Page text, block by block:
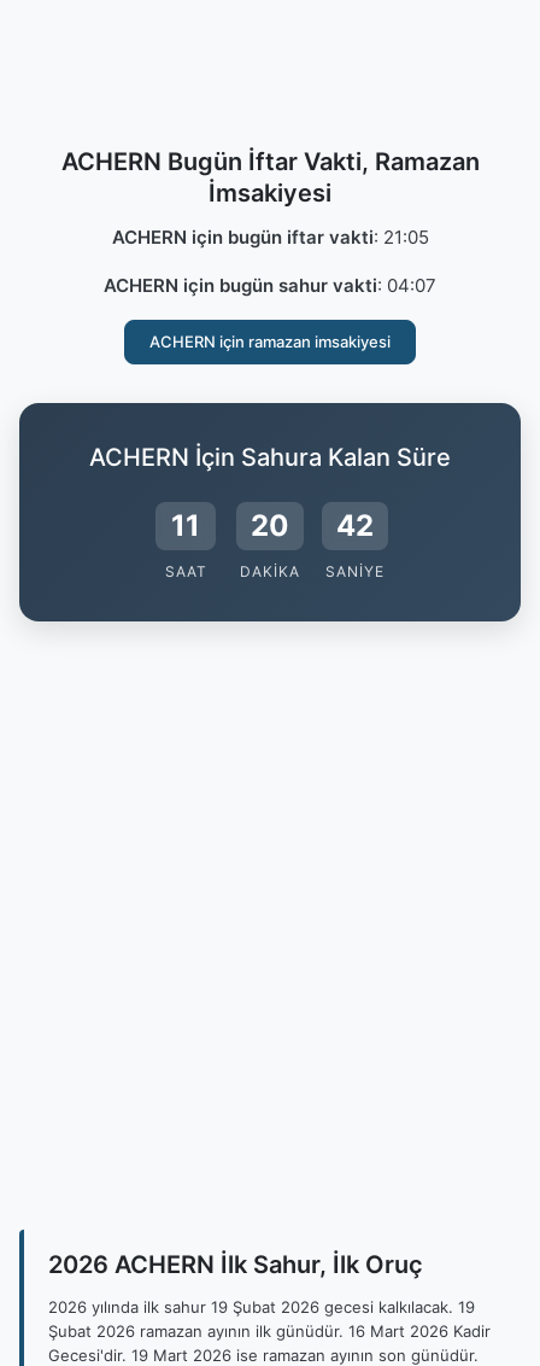
ACHERN Bugün İftar Vakti, Ramazan
İmsakiyesi
ACHERN için bugün iftar vakti: 21:05
ACHERN için bugün sahur vakti: 04:07
ACHERN için ramazan imsakiyesi
ACHERN İçin Sahura Kalan Süre
11
SAAT
20
DAKIKA
41
SANIYE
2026 ACHERN İlk Sahur, İlk Oruç
2026 yılında ilk sahur 19 Şubat 2026 gecesi kalkılacak. 19
Şubat 2026 ramazan ayının ilk günüdür. 16 Mart 2026 Kadir
Gecesi'dir. 19 Mart 2026 ise ramazan ayının son günüdür.